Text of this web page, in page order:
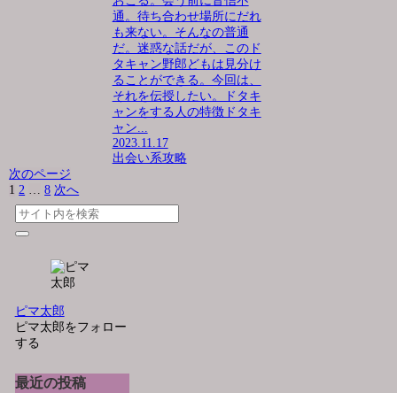
通。待ち合わせ場所にだれ
も来ない。そんなの普通
だ。迷惑な話だが、このド
タキャン野郎どもは見分け
ることができる。今回は、
それを伝授したい。ドタキ
ャンをする人の特徴ドタキ
ャン...
2023.11.17
出会い系攻略
次のページ
1 2 … 8 次へ
ピマ太郎
ピマ太郎をフォロー
する
最近の投稿